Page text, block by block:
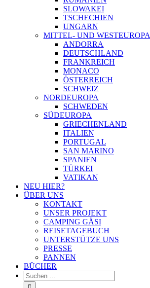
SLOWAKEI
TSCHECHIEN
UNGARN
MITTEL- UND WESTEUROPA
ANDORRA
DEUTSCHLAND
FRANKREICH
MONACO
ÖSTERREICH
SCHWEIZ
NORDEUROPA
SCHWEDEN
SÜDEUROPA
GRIECHENLAND
ITALIEN
PORTUGAL
SAN MARINO
SPANIEN
TÜRKEI
VATIKAN
NEU HIER?
ÜBER UNS
KONTAKT
UNSER PROJEKT
CAMPING GÄSI
REISETAGEBUCH
UNTERSTÜTZE UNS
PRESSE
PANNEN
BÜCHER
Suche
nach: